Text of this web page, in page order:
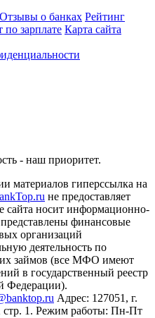
Отзывы о банках Рейтинг
по зарплате Карта сайта
- наш приоритет.
материалов гиперссылка на
не предоставляет
сайта носит информационно-
финансовые
организаций
деятельность по
займов (все МФО имеют
в государственный реестр
Федерации).
Адрес: 127051, г.
стр. 1. Режим работы: Пн-Пт